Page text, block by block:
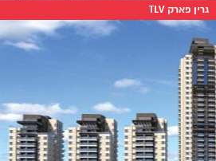
גרין פארק TLV